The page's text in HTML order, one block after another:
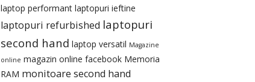
laptop performant laptopuri ieftine
laptopuri refurbished laptopuri
second hand laptop versatil Magazine
online magazin online facebook Memoria
RAM monitoare second hand